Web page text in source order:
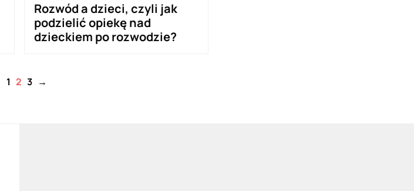
Rozwód a dzieci, czyli jak
podzielić opiekę nad
dzieckiem po rozwodzie?
1 2 3 →